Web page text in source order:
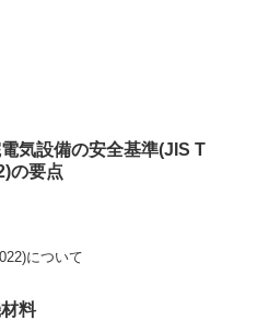
気設備の安全基準(JIS T
の要点
について
料